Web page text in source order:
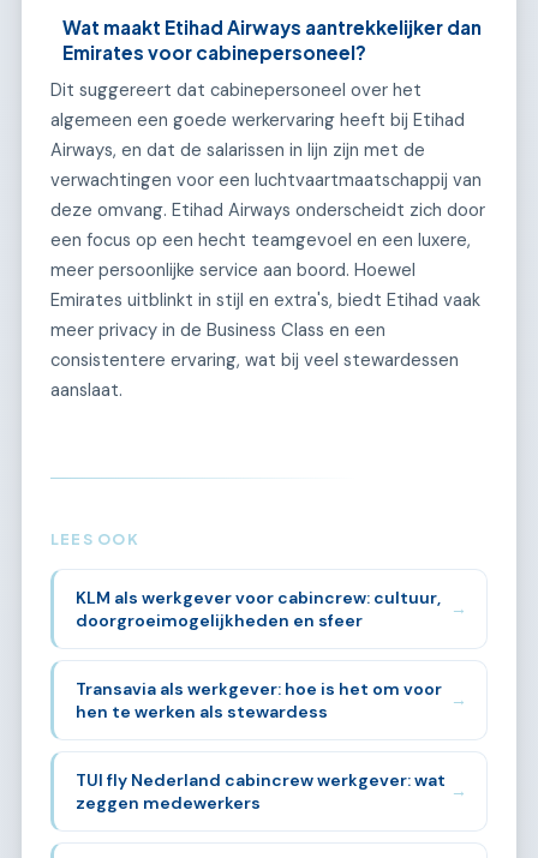
Wat maakt Etihad Airways aantrekkelijker dan
Emirates voor cabinepersoneel?
Dit suggereert dat cabinepersoneel over het
algemeen een goede werkervaring heeft bij Etihad
Airways, en dat de salarissen in lijn zijn met de
verwachtingen voor een luchtvaartmaatschappij van
deze omvang. Etihad Airways onderscheidt zich door
een focus op een hecht teamgevoel en een luxere,
meer persoonlijke service aan boord. Hoewel
Emirates uitblinkt in stijl en extra's, biedt Etihad vaak
meer privacy in de Business Class en een
consistentere ervaring, wat bij veel stewardessen
aanslaat.
LEES OOK
KLM als werkgever voor cabincrew: cultuur,
doorgroeimogelijkheden en sfeer
→
Transavia als werkgever: hoe is het om voor
hen te werken als stewardess
→
TUI fly Nederland cabincrew werkgever: wat
zeggen medewerkers
→